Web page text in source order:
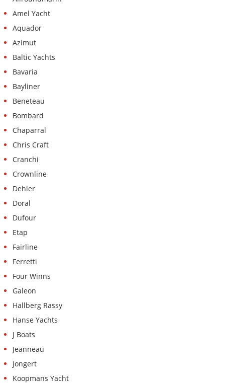
Amel Yacht
Aquador
Azimut
Baltic Yachts
Bavaria
Bayliner
Beneteau
Bombard
Chaparral
Chris Craft
Cranchi
Crownline
Dehler
Doral
Dufour
Etap
Fairline
Ferretti
Four Winns
Galeon
Hallberg Rassy
Hanse Yachts
J Boats
Jeanneau
Jongert
Koopmans Yacht